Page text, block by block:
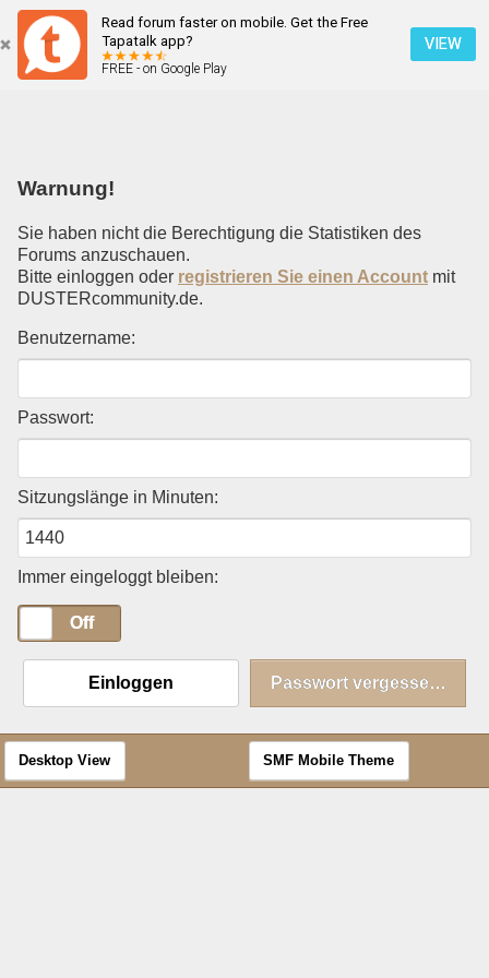
Read forum faster on mobile. Get the Free
Tapatalk app?
FREE - on Google Play
VIEW
Einloggen
Warnung!
Sie haben nicht die Berechtigung die Statistiken des
Forums anzuschauen.
Bitte einloggen oder registrieren Sie einen Account mit
DUSTERcommunity.de.
Benutzername:
Passwort:
Sitzungslänge in Minuten:
Immer eingeloggt bleiben:
Off
Einloggen Passwort vergessen?
Desktop View SMF Mobile Theme